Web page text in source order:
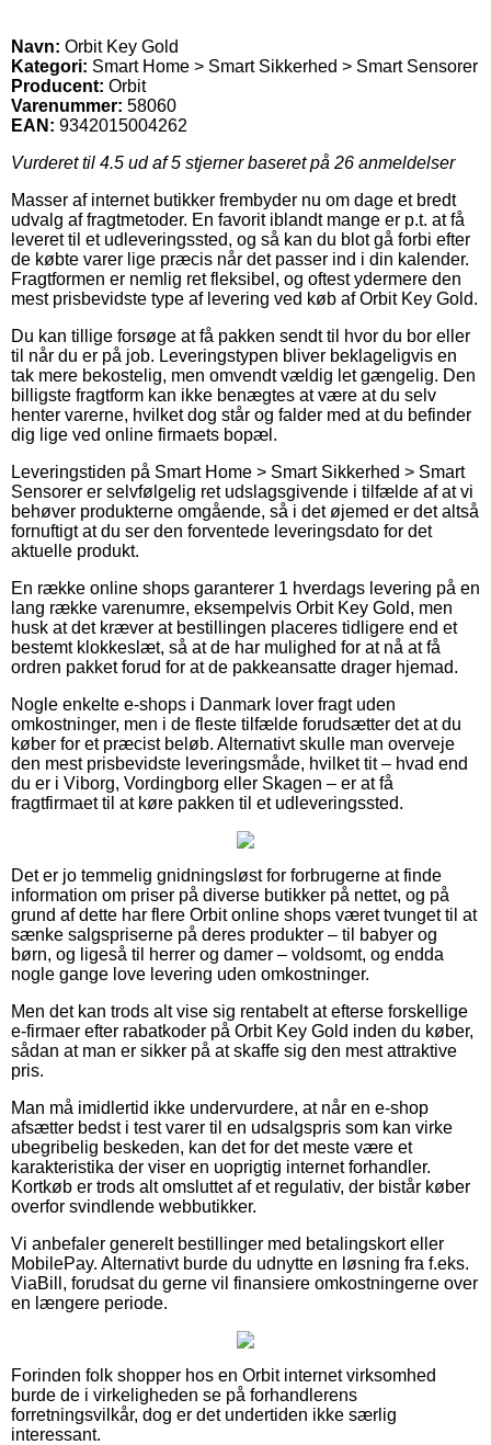
Navn: Orbit Key Gold
Kategori: Smart Home > Smart Sikkerhed > Smart Sensorer
Producent: Orbit
Varenummer: 58060
EAN: 9342015004262
Vurderet til 4.5 ud af 5 stjerner baseret på 26 anmeldelser
Masser af internet butikker frembyder nu om dage et bredt
udvalg af fragtmetoder. En favorit iblandt mange er p.t. at få
leveret til et udleveringssted, og så kan du blot gå forbi efter
de købte varer lige præcis når det passer ind i din kalender.
Fragtformen er nemlig ret fleksibel, og oftest ydermere den
mest prisbevidste type af levering ved køb af Orbit Key Gold.
Du kan tillige forsøge at få pakken sendt til hvor du bor eller
til når du er på job. Leveringstypen bliver beklageligvis en
tak mere bekostelig, men omvendt vældig let gængelig. Den
billigste fragtform kan ikke benægtes at være at du selv
henter varerne, hvilket dog står og falder med at du befinder
dig lige ved online firmaets bopæl.
Leveringstiden på Smart Home > Smart Sikkerhed > Smart
Sensorer er selvfølgelig ret udslagsgivende i tilfælde af at vi
behøver produkterne omgående, så i det øjemed er det altså
fornuftigt at du ser den forventede leveringsdato for det
aktuelle produkt.
En række online shops garanterer 1 hverdags levering på en
lang række varenumre, eksempelvis Orbit Key Gold, men
husk at det kræver at bestillingen placeres tidligere end et
bestemt klokkeslæt, så at de har mulighed for at nå at få
ordren pakket forud for at de pakkeansatte drager hjemad.
Nogle enkelte e-shops i Danmark lover fragt uden
omkostninger, men i de fleste tilfælde forudsætter det at du
køber for et præcist beløb. Alternativt skulle man overveje
den mest prisbevidste leveringsmåde, hvilket tit – hvad end
du er i Viborg, Vordingborg eller Skagen – er at få
fragtfirmaet til at køre pakken til et udleveringssted.
Det er jo temmelig gnidningsløst for forbrugerne at finde
information om priser på diverse butikker på nettet, og på
grund af dette har flere Orbit online shops været tvunget til at
sænke salgspriserne på deres produkter – til babyer og
børn, og ligeså til herrer og damer – voldsomt, og endda
nogle gange love levering uden omkostninger.
Men det kan trods alt vise sig rentabelt at efterse forskellige
e-firmaer efter rabatkoder på Orbit Key Gold inden du køber,
sådan at man er sikker på at skaffe sig den mest attraktive
pris.
Man må imidlertid ikke undervurdere, at når en e-shop
afsætter bedst i test varer til en udsalgspris som kan virke
ubegribelig beskeden, kan det for det meste være et
karakteristika der viser en uoprigtig internet forhandler.
Kortkøb er trods alt omsluttet af et regulativ, der bistår køber
overfor svindlende webbutikker.
Vi anbefaler generelt bestillinger med betalingskort eller
MobilePay. Alternativt burde du udnytte en løsning fra f.eks.
ViaBill, forudsat du gerne vil finansiere omkostningerne over
en længere periode.
Forinden folk shopper hos en Orbit internet virksomhed
burde de i virkeligheden se på forhandlerens
forretningsvilkår, dog er det undertiden ikke særlig
interessant.